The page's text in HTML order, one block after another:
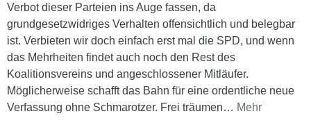
Verbot dieser Parteien ins Auge fassen, da
grundgesetzwidriges Verhalten offensichtlich und belegbar
ist. Verbieten wir doch einfach erst mal die SPD, und wenn
das Mehrheiten findet auch noch den Rest des
Koalitionsvereins und angeschlossener Mitläufer.
Möglicherweise schafft das Bahn für eine ordentliche neue
Verfassung ohne Schmarotzer. Frei träumen… Mehr